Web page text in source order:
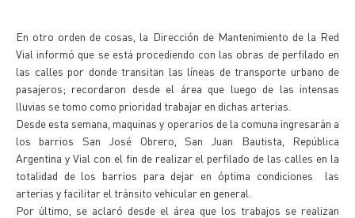
En otro orden de cosas, la Dirección de Mantenimiento de la Red
Vial informó que se está procediendo con las obras de perfilado en
las calles por donde transitan las líneas de transporte urbano de
pasajeros; recordaron desde el área que luego de las intensas
lluvias se tomo como prioridad trabajar en dichas arterias.
Desde esta semana, maquinas y operarios de la comuna ingresarán a
los barrios San José Obrero, San Juan Bautista, República
Argentina y Vial con el fin de realizar el perfilado de las calles en la
totalidad de los barrios para dejar en óptima condiciones las
arterias y facilitar el tránsito vehicular en general.
Por último, se aclaró desde el área que los trabajos se realizan